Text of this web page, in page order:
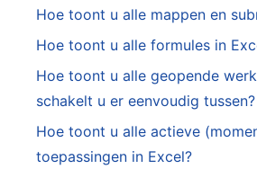
Hoe toont u alle mappen en
Hoe toont u alle formules in
Hoe toont u alle geopende
schakelt u er eenvoudig tussen?
Hoe toont u alle actieve
toepassingen in Excel?